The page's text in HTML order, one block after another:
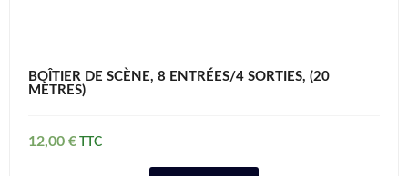
BOÎTIER DE SCÈNE, 8 ENTRÉES/4 SORTIES, (20
MÈTRES)
12,00 €